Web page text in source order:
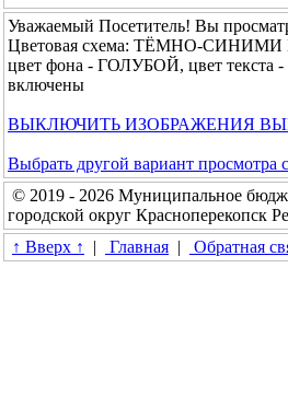
Уважаемый Посетитель! Вы
Цветовая схема: ТЁМНО-
цвет фона - ГОЛУБОЙ, цвет
включены
ВЫКЛЮЧИТЬ ИЗОБРАЖЕНИЯ
Выбрать другой вариант просмотра
© 2019 - 2026 Муниципальное
городской округ Красноперекопск
↑ Вверх ↑
| Главная | Обратная